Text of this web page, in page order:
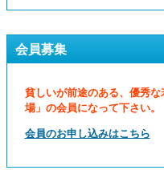
会員募集
貧しいが前途のある、優秀
場」の会員になって下さい。
会員のお申し込みはこちら